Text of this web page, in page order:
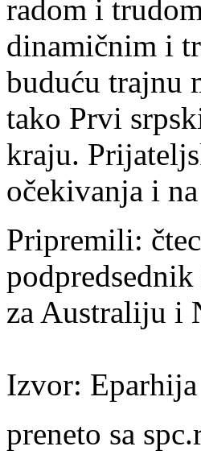
radom i
dinamičnim i
buduću trajnu
tako Prvi
kraju.
očekivanja i
Pripremili:
za Australiju i
Izvor:
preneto sa